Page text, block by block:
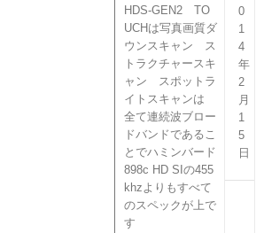
HDS-GEN2 TO
UCHは写真画質ダ
ウンスキャン ス
トラクチャースキ
ャン スポットラ
イトスキャンは
全て連続波ブロー
ドバンドであるこ
とでハミンバード
898c HD SIの455
khzよりもすべて
のスペックが上で
す
0
1
4
年
2
月
1
5
日